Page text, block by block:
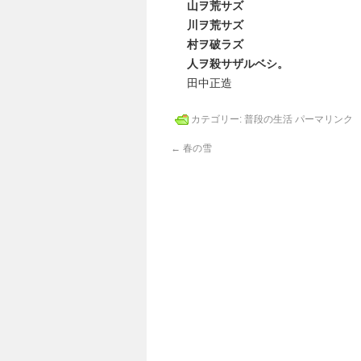
山ヲ荒サズ
川ヲ荒サズ
村ヲ破ラズ
人ヲ殺サザルベシ。
田中正造
カテゴリー: 普段の生活 パーマリンク
← 春の雪